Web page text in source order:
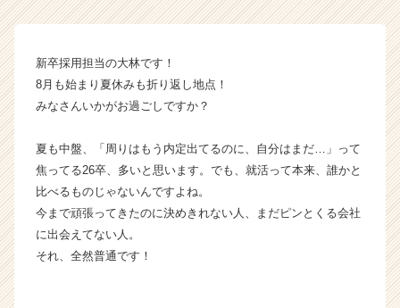
イ
ム
ラ
ン】
ベ
ン
チ
ー・
新卒採用担当の大林です！
8月も始まり夏休みも折り返し地点！
みなさんいかがお過ごしですか？
夏も中盤、「周りはもう内定出てるのに、自分はまだ…」って
焦ってる26卒、多いと思います。でも、就活って本来、誰かと
比べるものじゃないんですよね。
今まで頑張ってきたのに決めきれない人、まだピンとくる会社
に出会えてない人。
それ、全然普通です！